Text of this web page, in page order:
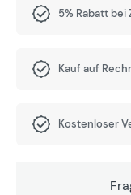
5% Rabatt bei
Kauf auf
Kostenloser